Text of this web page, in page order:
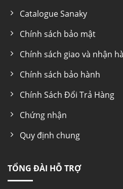
Catalogue Sanaky
Chính sách bảo mật
Chính sách giao và nhận
Chính sách bảo hành
Chính Sách Đổi Trả Hàng
Chứng nhận
Quy định chung
TỔNG ĐÀI HỖ TRỢ